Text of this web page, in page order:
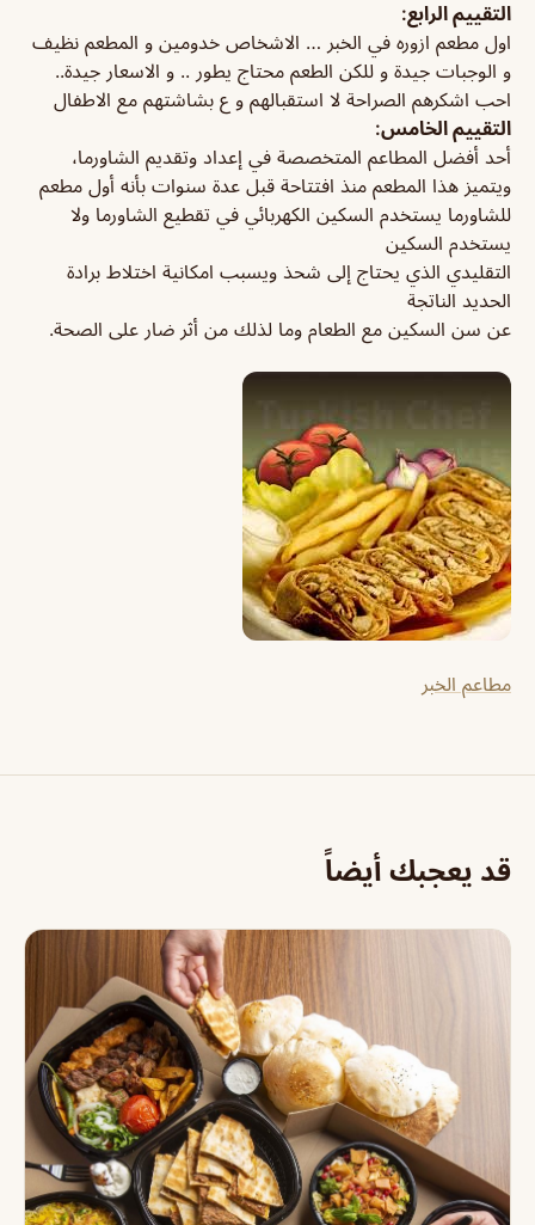
التقييم الرابع:
اول مطعم ازوره في الخبر … الاشخاص خدومين و المطعم نظيف
و الوجبات جيدة و للكن الطعم محتاج يطور .. و الاسعار جيدة..
احب اشكرهم الصراحة لا استقبالهم و ع بشاشتهم مع الاطفال
التقييم الخامس:
أحد أفضل المطاعم المتخصصة في إعداد وتقديم الشاورما،
ويتميز هذا المطعم منذ افتتاحة قبل عدة سنوات بأنه أول مطعم
للشاورما يستخدم السكين الكهربائي في تقطيع الشاورما ولا
يستخدم السكين
التقليدي الذي يحتاج إلى شحذ ويسبب امكانية اختلاط برادة
الحديد الناتجة
عن سن السكين مع الطعام وما لذلك من أثر ضار على الصحة.
مطاعم الخبر
قد يعجبك أيضاً